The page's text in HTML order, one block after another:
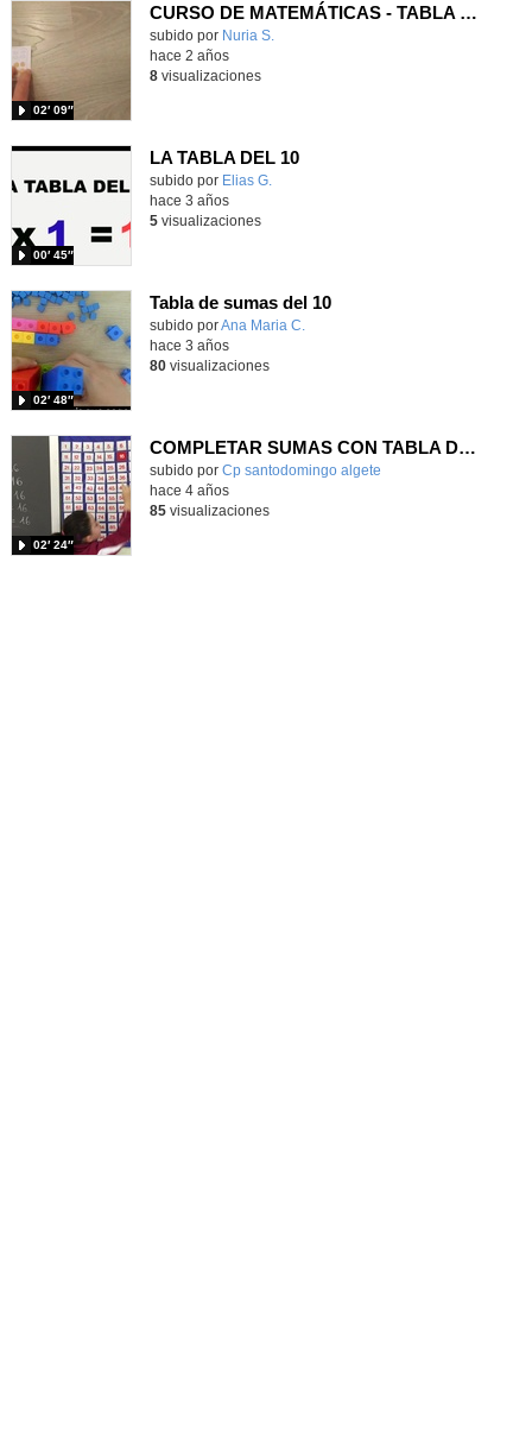
CURSO DE MATEMÁTICAS - TABLA DEL 10
Contenido educativo.
subido por Nuria S.
02′ 09″
hace 2 años
8visualizaciones
LA TABLA DEL 10
Contenido educativo.
subido por Elias G.
00′ 45″
hace 3 años
5visualizaciones
Tabla de sumas del 10
Contenido educativo.
subido porAna Maria C.
02′ 48″
hace 3 años
80visualizaciones
COMPLETAR SUMAS CON TABLA DEL 10
Contenido educativo.
subido por Cp santodomingo algete
02′ 24″
hace 4 años
85visualizaciones